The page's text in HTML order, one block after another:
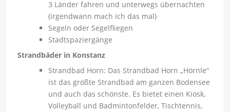
3 Länder fahren und unterwegs übernachten
(irgendwann mach ich das mal)
Segeln oder Segelfliegen
Stadtspaziergänge
Strandbäder in Konstanz
Strandbad Horn: Das Strandbad Horn „Hörnle“
ist das größte Strandbad am ganzen Bodensee
und auch das schönste. Es bietet einen Kiosk,
Volleyball und Badmintonfelder, Tischtennis,